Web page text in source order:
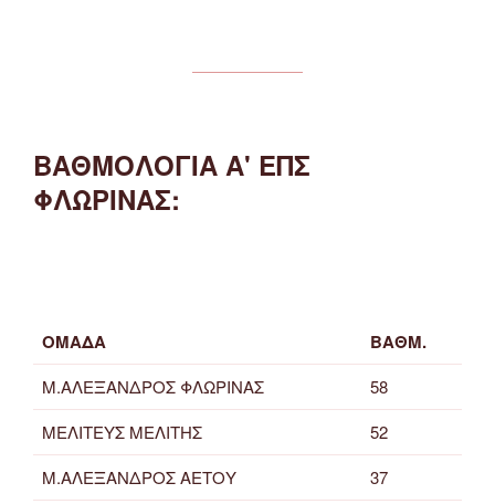
ΒΑΘΜΟΛΟΓΙΑ Α' ΕΠΣ
ΦΛΩΡΙΝΑΣ:
ΟΜΑΔΑ ΒΑΘΜ.
Μ.ΑΛΕΞΑΝΔΡΟΣ ΦΛΩΡΙΝΑΣ
58
ΜΕΛΙΤΕΥΣ ΜΕΛΙΤΗΣ
52
Μ.ΑΛΕΞΑΝΔΡΟΣ ΑΕΤΟΥ
37